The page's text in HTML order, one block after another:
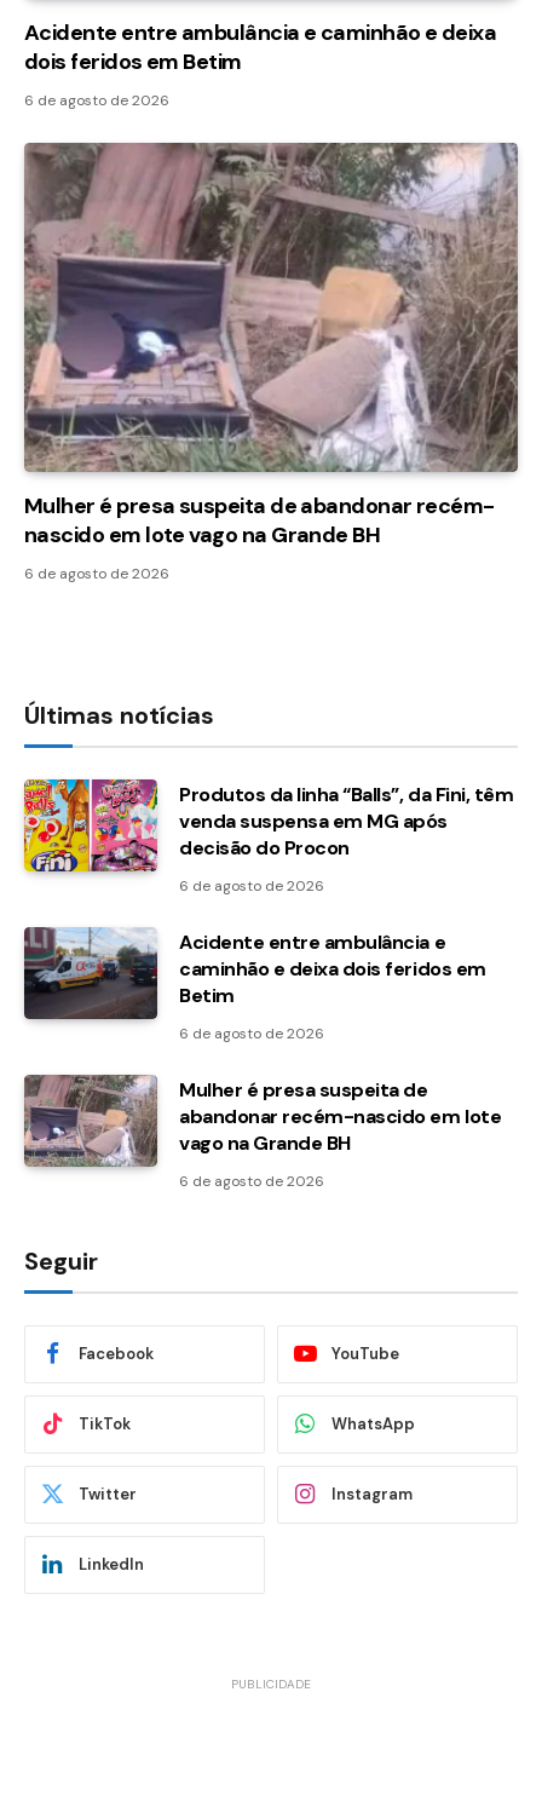
Acidente entre ambulância e caminhão e deixa
dois feridos em Betim
6 de agosto de 2026
Mulher é presa suspeita de abandonar recém-
nascido em lote vago na Grande BH
6 de agosto de 2026
Últimas notícias
Produtos da linha “Balls”, da Fini, têm
venda suspensa em MG após
decisão do Procon
6 de agosto de 2026
Acidente entre ambulância e
caminhão e deixa dois feridos em
Betim
6 de agosto de 2026
Mulher é presa suspeita de
abandonar recém-nascido em lote
vago na Grande BH
6 de agosto de 2026
Seguir
Facebook YouTube
TikTok WhatsApp
Twitter Instagram
LinkedIn